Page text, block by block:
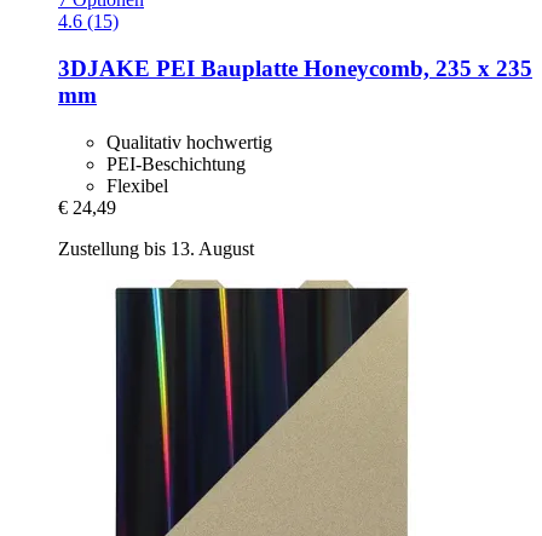
4.6 (15)
3DJAKE PEI Bauplatte Honeycomb, 235 x 235
mm
Qualitativ hochwertig
PEI-Beschichtung
Flexibel
€ 24,49
Zustellung bis 13. August